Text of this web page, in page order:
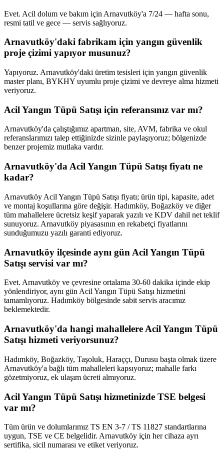
Evet. Acil dolum ve bakım için Arnavutköy'a 7/24 — hafta sonu,
resmi tatil ve gece — servis sağlıyoruz.
Arnavutköy'daki fabrikam için yangın güvenlik
proje çizimi yapıyor musunuz?
Yapıyoruz. Arnavutköy'daki üretim tesisleri için yangın güvenlik
master planı, BYKHY uyumlu proje çizimi ve devreye alma hizmeti
veriyoruz.
Acil Yangın Tüpü Satışı için referansınız var mı?
Arnavutköy'da çalıştığımız apartman, site, AVM, fabrika ve okul
referanslarımızı talep ettiğinizde sizinle paylaşıyoruz; bölgenizde
benzer projemiz mutlaka vardır.
Arnavutköy'da Acil Yangın Tüpü Satışı fiyatı ne
kadar?
Arnavutköy Acil Yangın Tüpü Satışı fiyatı; ürün tipi, kapasite, adet
ve montaj koşullarına göre değişir. Hadımköy, Boğazköy ve diğer
tüm mahallelere ücretsiz keşif yaparak yazılı ve KDV dahil net teklif
sunuyoruz. Arnavutköy piyasasının en rekabetçi fiyatlarını
sunduğumuzu yazılı garanti ediyoruz.
Arnavutköy ilçesinde aynı gün Acil Yangın Tüpü
Satışı servisi var mı?
Evet. Arnavutköy ve çevresine ortalama 30-60 dakika içinde ekip
yönlendiriyor, aynı gün Acil Yangın Tüpü Satışı hizmetini
tamamlıyoruz. Hadımköy bölgesinde sabit servis aracımız
beklemektedir.
Arnavutköy'da hangi mahallelere Acil Yangın Tüpü
Satışı hizmeti veriyorsunuz?
Hadımköy, Boğazköy, Taşoluk, Haraççı, Durusu başta olmak üzere
Arnavutköy'a bağlı tüm mahalleleri kapsıyoruz; mahalle farkı
gözetmiyoruz, ek ulaşım ücreti almıyoruz.
Acil Yangın Tüpü Satışı hizmetinizde TSE belgesi
var mı?
Tüm ürün ve dolumlarımız TS EN 3-7 / TS 11827 standartlarına
uygun, TSE ve CE belgelidir. Arnavutköy için her cihaza ayrı
sertifika, sicil numarası ve etiket veriyoruz.